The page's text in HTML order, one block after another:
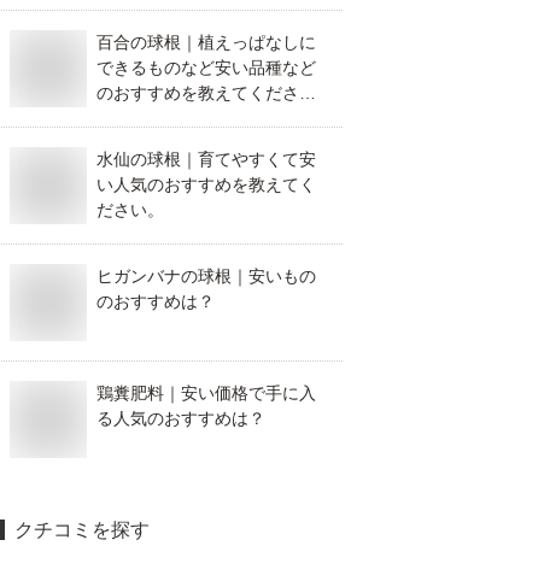
百合の球根｜植えっぱなしに
できるものなど安い品種など
のおすすめを教えてくださ
水仙の球根｜育てやすくて安
い人気のおすすめを教えてく
ださい。
ヒガンバナの球根｜安いもの
のおすすめは？
鶏糞肥料｜安い価格で手に入
る人気のおすすめは？
クチコミを探す